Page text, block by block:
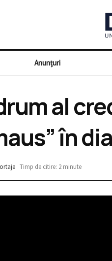
Anunțuri
al
în
Timp de citire: 2 minute